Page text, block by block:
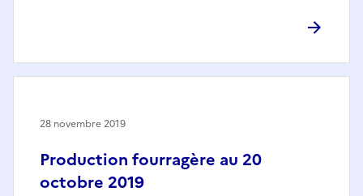
Production fourragère au 20
octobre 2019
28 novembre 2019